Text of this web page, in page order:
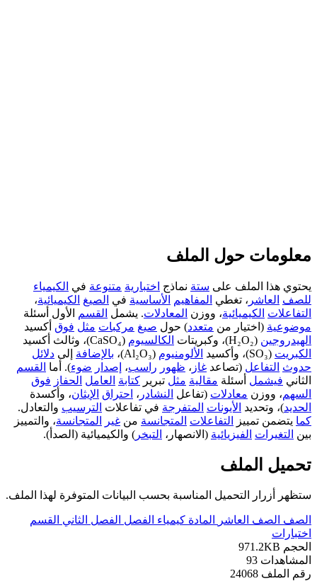
معلومات حول الملف
يحتوي هذا الملف على ستةنماذج اختبارية متنوعةفي الكيمياء
للصف
العاشر ، تغطي المفاهيم الأساسيةفي الصيغ الكيميائية،
التفاعلات
الكيميائية، ووزن المعادلات. يشمل القسم الأول أسئلة
موضوعية(اختيار من متعدد) حول صيغ مركبات مثل فوقأكسيد
الهيدروجين(H₂O₂)، وكبريتات الكالسيوم(CaSO₄)، وثالث أكسيد
الكبريت(SO₃)، وأكسيد الألومنيوم(Al₂O₃)، بالإضافةإلى دلائل
حدوث
التفاعل(تصاعد غاز ، ظهور راسب، إصدار ضوء). أما القسم
الثاني فيشملأسئلة مقالية مثلتبرير كتابة العامل الحفاز فوق
السهم، ووزن معادلات(تفاعل النشادر ، احتراق الإيثان، وأكسدة
الحديد)، وتحديد الأيونات المتفرجةفي تفاعلات الترسيبوالتعادل.
كمايتضمن تمييز التفاعلات المتجانسةمن غير المتجانسة، والتمييز
بين التغيرات الفيزيائية(الانصهار، التبخر ) والكيميائية (الصدأ).
تحميل الملف
ستظهر أزرار التحميل المناسبة بحسب البيانات المتوفرة لهذا الملف.
الصف الصف العاشر المادة كيمياء الفصل الفصل الثاني
القسم
اختبارات
الحجم 971.2KB
المشاهدات 93
رقم الملف 24068